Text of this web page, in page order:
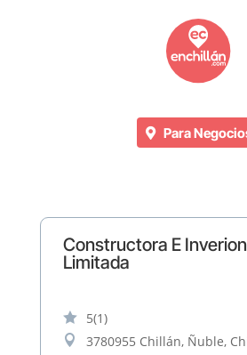
Para
Constructora E
Limitada
 5(1)
 3780955 Chillán, Ñuble,